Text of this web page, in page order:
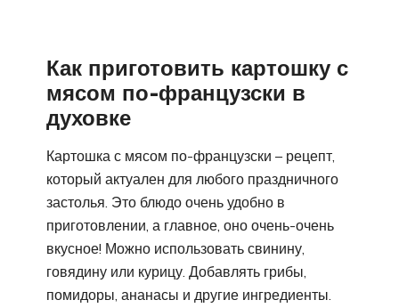
Как приготовить картошку с
мясом по-французски в
духовке
Картошка с мясом по-французски – рецепт,
который актуален для любого праздничного
застолья. Это блюдо очень удобно в
приготовлении, а главное, оно очень-очень
вкусное! Можно использовать свинину,
говядину или курицу. Добавлять грибы,
помидоры, ананасы и другие ингредиенты.